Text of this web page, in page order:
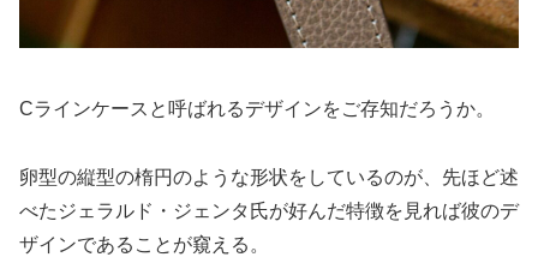
Cラインケースと呼ばれるデザインをご存知だろうか。
卵型の縦型の楕円のような形状をしているのが、先ほど述
べたジェラルド・ジェンタ氏が好んだ特徴を見れば彼のデ
ザインであることが窺える。